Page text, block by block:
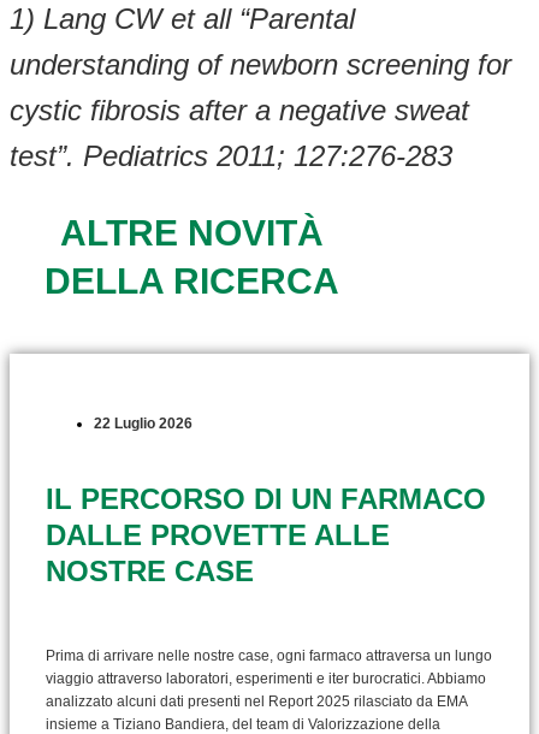
1) Lang CW et all “Parental
understanding of newborn screening for
cystic fibrosis after a negative sweat
test”. Pediatrics 2011; 127:276-283
ALTRE NOVITÀ
DELLA RICERCA
22 Luglio 2026
IL PERCORSO DI UN FARMACO
DALLE PROVETTE ALLE
NOSTRE CASE
Prima di arrivare nelle nostre case, ogni farmaco attraversa un lungo
viaggio attraverso laboratori, esperimenti e iter burocratici. Abbiamo
analizzato alcuni dati presenti nel Report 2025 rilasciato da EMA
insieme a Tiziano Bandiera, del team di Valorizzazione della